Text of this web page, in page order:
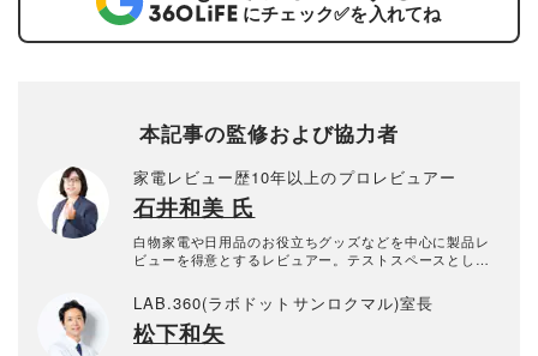
にチェック✅を入れてね
本記事の監修および協力者
家電レビュー歴10年以上のプロレビュアー
石井和美 氏
白物家電や日用品のお役立ちグッズなどを中心に製品レ
ビューを得意とするレビュアー。テストスペースとして
庫や洗濯機など、大型家電のレビューも行っている。レ
ビュー歴10年以上。
LAB.360(ラボドットサンロクマル)室長
松下和矢